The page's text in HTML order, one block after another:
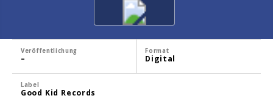
Veröffentlichung
–
Format
Digital
Label
Good Kid Records